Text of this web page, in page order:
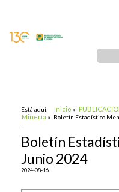
Está aquí: Inicio »
Minería » Boletín Estadístico
Boletín
Junio 2024
2024-08-16